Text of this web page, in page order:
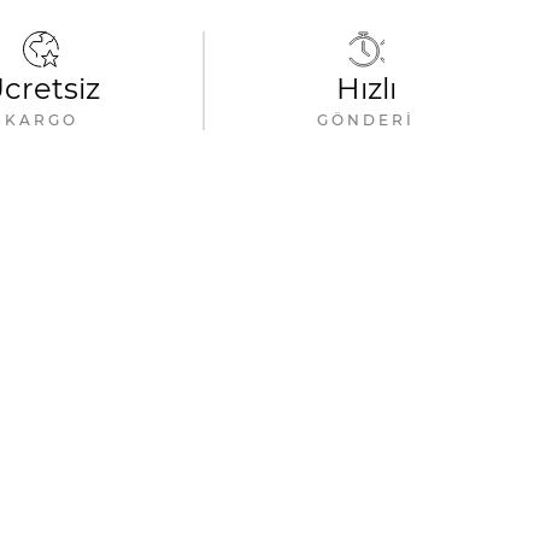
KARGO
Hızlı
GÖNDERI